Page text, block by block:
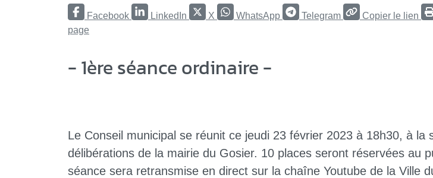
Facebook LinkedIn X WhatsApp Telegram Copier le lien
page
- 1ère séance ordinaire -
Le Conseil municipal se réunit ce jeudi 23 février 2023 à 18h30, à la
délibérations de la mairie du Gosier. 10 places seront réservées au
séance sera retransmise en direct sur la chaîne Youtube de la Ville